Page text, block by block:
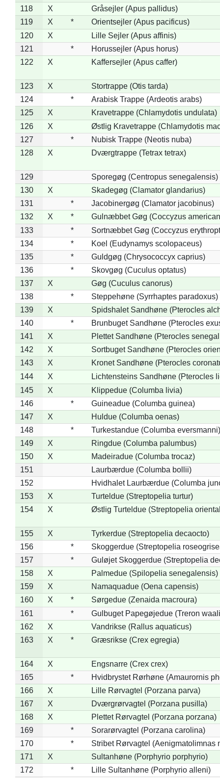
118
X
Gråsejler (Apus pallidus)
119
X *
Orientsejler (Apus pacificus)
120
X
Lille Sejler (Apus affinis)
121
*
Horussejler (Apus horus)
122
X Kaffersejler (Apus caffer)
123 X
Stortrappe (Otis tarda)
124
*
Arabisk Trappe (Ardeotis arabs)
125
X
Kravetrappe (Chlamydotis undulata)
126
X
Østlig Kravetrappe (Chlamydotis
127
*
Nubisk Trappe (Neotis nuba)
128
X Dværgtrappe (Tetrax tetrax)
129
Sporegøg (Centropus senegalensis)
130
X
Skadegøg (Clamator glandarius)
131
*
Jacobinergøg (Clamator jacobinus)
132
X *
Gulnæbbet Gøg (Coccyzus
133
*
Sortnæbbet Gøg (Coccyzus
134
*
Koel (Eudynamys scolopaceus)
135
*
Guldgøg (Chrysococcyx caprius)
136
*
Skovgøg (Cuculus optatus)
137
X
Gøg (Cuculus canorus)
138
*
Steppehøne (Syrrhaptes paradoxus)
139
X
Spidshalet Sandhøne (Pterocles
140
*
Brunbuget Sandhøne (Pterocles
141
X
Plettet Sandhøne (Pterocles
142
X
Sortbuget Sandhøne (Pterocles
143
X
Kronet Sandhøne (Pterocles
144
X
Lichtensteins Sandhøne (Pterocles
145
X
Klippedue (Columba livia)
146
*
Guineadue (Columba guinea)
147
X
Huldue (Columba oenas)
148
*
Turkestandue (Columba eversmanni)
149
X
Ringdue (Columba palumbus)
150
X
Madeiradue (Columba trocaz)
151
Laurbærdue (Columba bollii)
152
Hvidhalet Laurbærdue (Columba
153
X
Turteldue (Streptopelia turtur)
154
X Østlig Turteldue (Streptopelia
155 X
Tyrkerdue (Streptopelia decaocto)
156
*
Skoggerdue (Streptopelia
157
*
Guløjet Skoggerdue (Streptopelia
158
X
Palmedue (Spilopelia senegalensis)
159
X
Namaquadue (Oena capensis)
160
X *
Sørgedue (Zenaida macroura)
161
*
Gulbuget Papegøjedue (Treron
162
X
Vandrikse (Rallus aquaticus)
163
X * Græsrikse (Crex egregia)
164 X
Engsnarre (Crex crex)
165
*
Hvidbrystet Rørhøne (Amaurornis
166
X
Lille Rørvagtel (Porzana parva)
167
X
Dværgrørvagtel (Porzana pusilla)
168
X
Plettet Rørvagtel (Porzana porzana)
169
*
Sorarørvagtel (Porzana carolina)
170
*
Stribet Rørvagtel (Aenigmatolimnas
171
X
Sultanhøne (Porphyrio porphyrio)
172
*
Lille Sultanhøne (Porphyrio alleni)